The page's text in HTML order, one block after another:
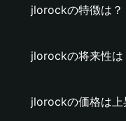
jlorockの特徴は？
jlorockの将来性は
jlorockの価格は上